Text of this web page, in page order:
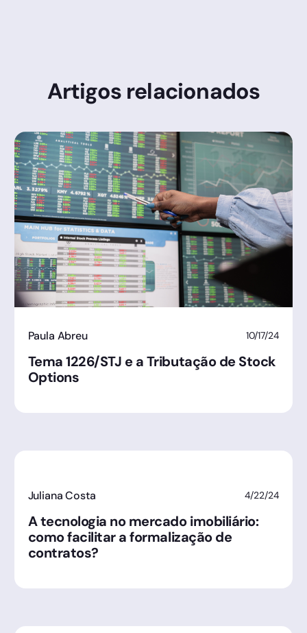
Artigos relacionados
Paula Abreu 10/17/24
Tema 1226/STJ e a Tributação de Stock
Options
Juliana Costa 4/22/24
A tecnologia no mercado imobiliário:
como facilitar a formalização de
contratos?